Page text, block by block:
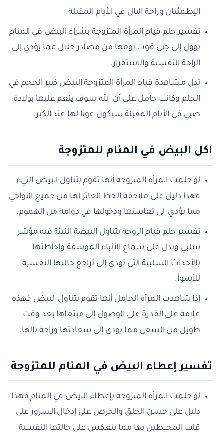
الإطمئنان وراحة البال في الأيام المقبلة.
تفسير حلم قيام المرأة المتزوجة بشراء البيض في المنام
يؤول إلى جني قوت يومها من مصادر حلال مما يؤدي إلى
الراحة النفسية والاستقرار.
تدل مشاهدة قيام المرأة المتزوجة البيض كبير الحجم في
الحلم وكانت حامل على أن الله سوف ينعم عليها بولادة
صبي في الأيام المقبلة سيكون عونا لها عند الكبر.
اكل البيض في المنام للمتزوجة
لو حلمت المرأة المتزوجة أنها تقوم بتناول البيض النيء
فهذا دليل على ملاحقة الحظ العاثر لها من جميع النواحي
مما يؤدي إلى تعاستها ودخولها في دوامة من الهموم.
تفسير حلم قيام الزوجة بتناول البيضة النيئة فيه مؤشر
سلبي ويدل على سماع الأنباء المؤسفة وإحاطتها
بالأحداث السلبية التي تؤدي إلى تراجع حالتها النفسية
للأسوأ.
إذا شاهدت المرأة الحامل أنها تقوم بتناول البيض فهذه
علامة على القدرة على الوصول إلى مبتغاها بعد وقت
طويل من السعي مما يؤدي إلى سعادتها وراحة بالها.
تفسير إعطاء البيض في المنام للمتزوجة
لو حلمت المرأة المتزوجة بإعطاء البيض في المنام فهذا
دليل على حسن الخلق والحرص على إدخال السرور على
قلب المحيطين بها مما ينعكس على حالتها النفسية